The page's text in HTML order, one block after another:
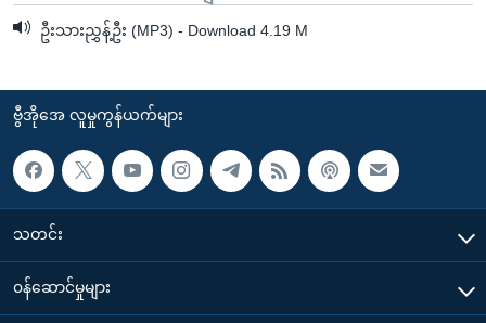
ဦးသားညွှန့်ဦး (MP3) - Download 4.19 M
ဗွီအိုအေ လူမှုကွန်ယက်များ
သတင်း
၀န်ဆောင်မှုများ